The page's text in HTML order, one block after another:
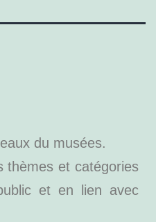
du musées.
thèmes et catégories
et en lien avec